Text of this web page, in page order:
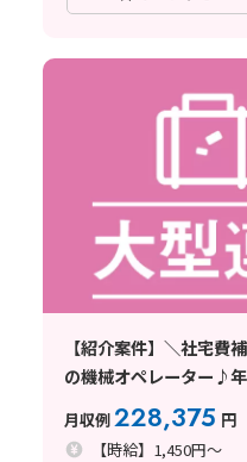
【紹介案件】＼社宅
の機械オペレーター♪
通勤OK
月収例228,375 円
【時給】1,450円～